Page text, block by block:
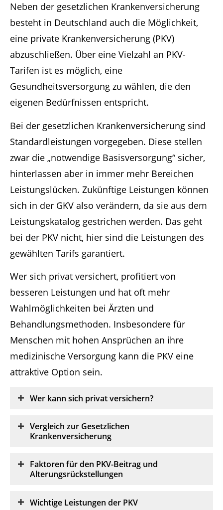
Neben der gesetzlichen Krankenversicherung
besteht in Deutschland auch die Möglichkeit,
eine private Krankenversicherung (PKV)
abzuschließen. Über eine Vielzahl an PKV-
Tarifen ist es möglich, eine
Gesundheitsversorgung zu wählen, die den
eigenen Bedürfnissen entspricht.
Bei der gesetzlichen Krankenversicherung sind
Standardleistungen vorgegeben. Diese stellen
zwar die „notwendige Basisversorgung“ sicher,
hinterlassen aber in immer mehr Bereichen
Leistungslücken. Zukünftige Leistungen können
sich in der GKV also verändern, da sie aus dem
Leistungskatalog gestrichen werden. Das geht
bei der PKV nicht, hier sind die Leistungen des
gewählten Tarifs garantiert.
Wer sich privat versichert, profitiert von
besseren Leistungen und hat oft mehr
Wahlmöglichkeiten bei Ärzten und
Behandlungsmethoden. Insbesondere für
Menschen mit hohen Ansprüchen an ihre
medizinische Versorgung kann die PKV eine
attraktive Option sein.
Wer kann sich privat versichern?
Vergleich zur Gesetzlichen
Krankenversicherung
Faktoren für den PKV-Beitrag und
Alterungsrückstellungen
Wichtige Leistungen der PKV